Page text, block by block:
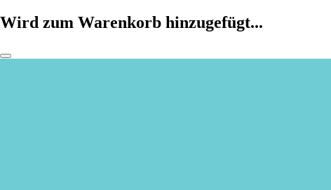
Wird zum Warenkorb hinzugefügt...